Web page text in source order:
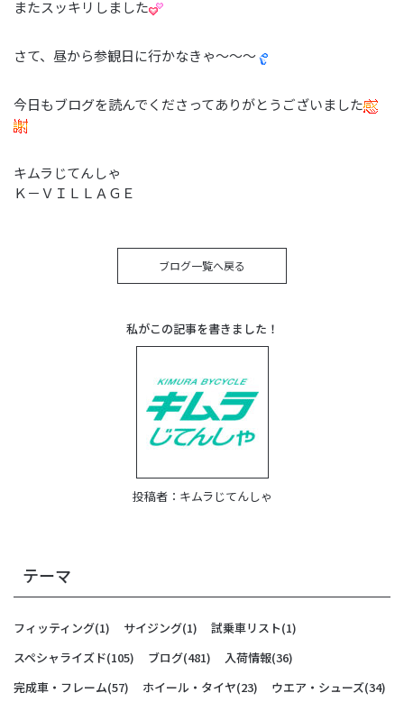
またスッキリしました
さて、昼から参観日に行かなきゃ～～～
今日もブログを読んでくださってありがとうございました
キムラじてんしゃ
Ｋ－ＶＩＬＬＡＧＥ
ブログ一覧へ戻る
私がこの記事を書きました！
投稿者： キムラじてんしゃ
テーマ
フィッティング(1) サイジング(1) 試乗車リスト(1)
スペシャライズド(105) ブログ(481) 入荷情報(36)
完成車・フレーム(57) ホイール・タイヤ(23) ウエア・シューズ(34)